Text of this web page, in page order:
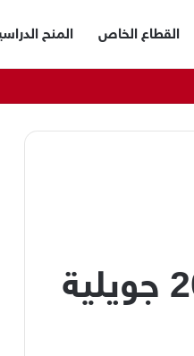
القطاع الخاص المنح
نتائج شهادة البكالوريا 2025 يوم 20 جويلية